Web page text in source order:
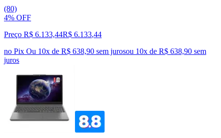
(80)
4% OFF
Preço R$ 6.133,44R$ 6.133,44
no Pix Ou 10x de R$ 638,90 sem jurosou 10x de R$ 638,90 sem
juros